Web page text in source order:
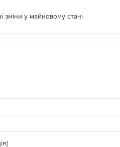
зміни y майновому стані